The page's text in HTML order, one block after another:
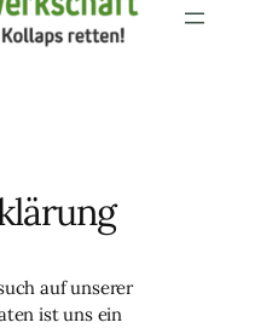
auf unserer
ist uns ein